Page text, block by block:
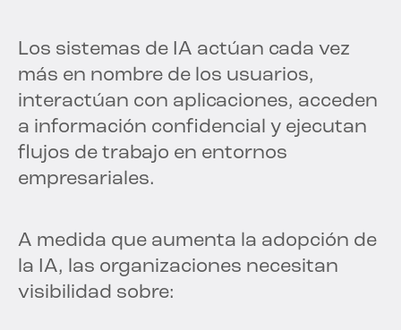
Los sistemas de IA actúan cada vez
más en nombre de los usuarios,
interactúan con aplicaciones, acceden
a información confidencial y ejecutan
flujos de trabajo en entornos
empresariales.
A medida que aumenta la adopción de
la IA, las organizaciones necesitan
visibilidad sobre: